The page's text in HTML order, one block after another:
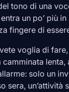
tono di una
un po’ più
fingere di
voglia di
lenta,
solo un
un’attività